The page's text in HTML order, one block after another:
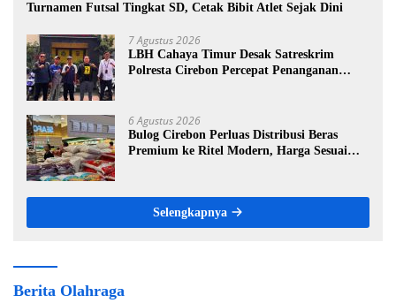
Turnamen Futsal Tingkat SD, Cetak Bibit Atlet Sejak Dini
7 Agustus 2026
LBH Cahaya Timur Desak Satreskrim
Polresta Cirebon Percepat Penanganan
6 Agustus 2026
Bulog Cirebon Perluas Distribusi Beras
Premium ke Ritel Modern, Harga Sesuai
Selengkapnya
Berita Olahraga